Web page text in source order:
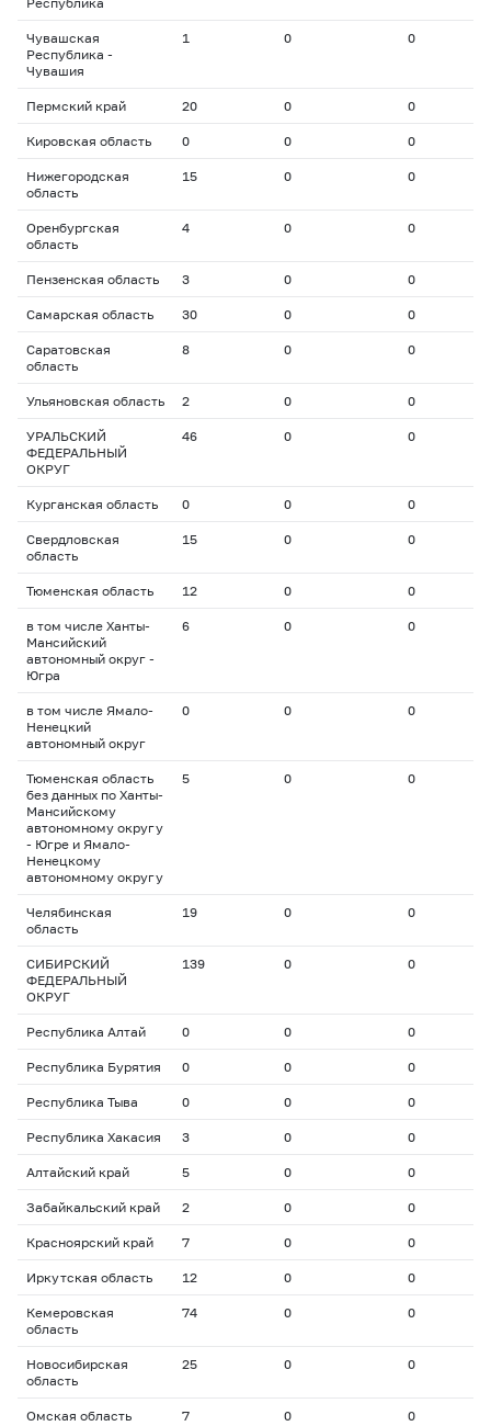
Чувашская
Республика -
Чувашия
1 0 0
Пермский край 20 0 0
Кировская область 0 0 0
Нижегородская
область
15 0 0
Оренбургская
область
4 0 0
Пензенская область 3 0 0
Самарская область 30 0 0
Саратовская
область
8 0 0
Ульяновская область 2 0 0
УРАЛЬСКИЙ
ФЕДЕРАЛЬНЫЙ
ОКРУГ
46 0 0
Курганская область 0 0 0
Свердловская
область
15 0 0
Тюменская область 12 0 0
в том числе Ханты-
Мансийский
автономный округ -
Югра
6 0 0
в том числе Ямало-
Ненецкий
автономный округ
0 0 0
Тюменская область
без данных по Ханты-
Мансийскому
автономному округу
- Югре и Ямало-
Ненецкому
автономному округу
5 0 0
Челябинская
область
19 0 0
СИБИРСКИЙ
ФЕДЕРАЛЬНЫЙ
ОКРУГ
139 0 0
Республика Алтай 0 0 0
Республика Бурятия 0 0 0
Республика Тыва 0 0 0
Республика Хакасия 3 0 0
Алтайский край 5 0 0
Забайкальский край 2 0 0
Красноярский край 7 0 0
Иркутская область 12 0 0
Кемеровская
область
74 0 0
Новосибирская
область
25 0 0
Омская область 7 0 0